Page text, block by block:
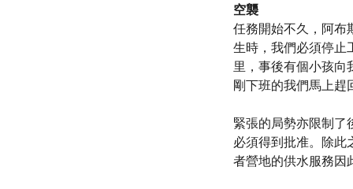
空襲
任務開始不久，阿布
生時，我們必須停止
里，事後有個小孩向
剛下班的我們馬上趕
緊張的局勢亦限制了
必須得到批准。除此
者營地的供水服務因